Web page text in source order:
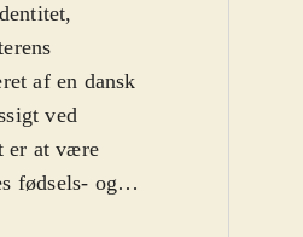
af en dansk
ved
fødsels- og